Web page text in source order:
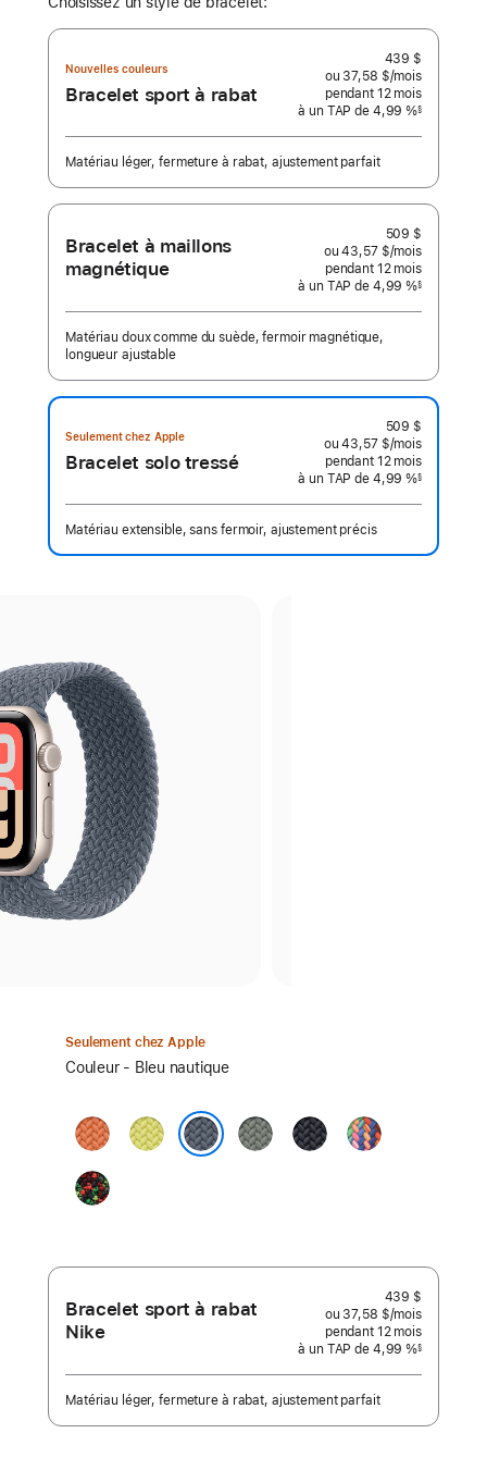
Nouvelles couleurs
Bracelet sport à rabat
439 $
ou 37,58 $/mois
pendant 12 mois
à un TAP de 4,99 %§
Matériau léger, fermeture à rabat, ajustement parfait
Bracelet à maillons
magnétique
509 $
ou 43,57 $/mois
pendant 12 mois
à un TAP de 4,99 %§
Matériau doux comme du suède, fermoir magnétique,
longueur ajustable
Seulement chez Apple
Bracelet solo tressé
509 $
ou 43,57 $/mois
pendant 12 mois
à un TAP de 4,99 %§
Matériau extensible, sans fermoir, ajustement précis
Seulement chez Apple
Sélectionner
Couleur - Bleu nautique
CurcumaJaune
fluo
Gris-
vert
Minuit
Édition
Fierté
Black
Unity
Connection
Bracelet sport à rabat
Nike
439 $
ou 37,58 $/mois
pendant 12 mois
à un TAP de 4,99 %§
Matériau léger, fermeture à rabat, ajustement parfait